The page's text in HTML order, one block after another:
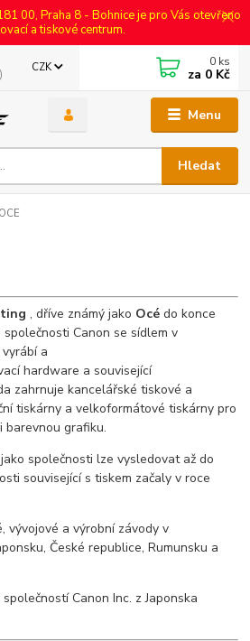
00, Praha 8 - Bohnice je pro Vás otevřeno
a tiskové centrum.
Menu
CZK
Hledat
0 ks
za 0 Kč
OCE
, dříve známý jako Océ do konce
společnostiCanon se sídlem v
a
hardware a související
zahrnuje kancelářské tiskové a
tiskárny a velkoformátové tiskárny pro
barevnou grafiku.
společnosti lze vysledovat až do
související s tiskem začaly v roce
vývojové a výrobní závody v
České republice, Rumunsku a
společnostíCanon Inc. z Japonska